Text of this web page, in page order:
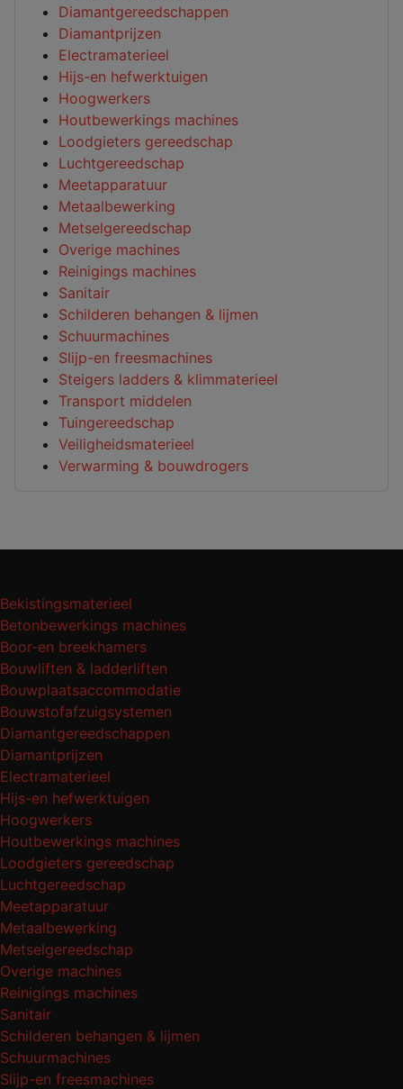
Diamantgereedschappen
Diamantprijzen
Electramaterieel
Hijs-en hefwerktuigen
Hoogwerkers
Houtbewerkings machines
Loodgieters gereedschap
Luchtgereedschap
Meetapparatuur
Metaalbewerking
Metselgereedschap
Overige machines
Reinigings machines
Sanitair
Schilderen behangen & lijmen
Schuurmachines
Slijp-en freesmachines
Steigers ladders & klimmaterieel
Transport middelen
Tuingereedschap
Veiligheidsmaterieel
Verwarming & bouwdrogers
Bekistingsmaterieel
Betonbewerkings machines
Boor-en breekhamers
Bouwliften & ladderliften
Bouwplaatsaccommodatie
Bouwstofafzuigsystemen
Diamantgereedschappen
Diamantprijzen
Electramaterieel
Hijs-en hefwerktuigen
Hoogwerkers
Houtbewerkings machines
Loodgieters gereedschap
Luchtgereedschap
Meetapparatuur
Metaalbewerking
Metselgereedschap
Overige machines
Reinigings machines
Sanitair
Schilderen behangen & lijmen
Schuurmachines
Slijp-en freesmachines